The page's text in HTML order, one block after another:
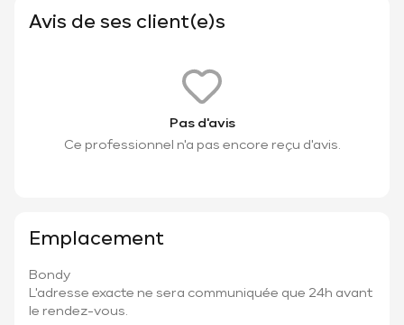
Avis de ses client(e)s
Pas d'avis
Ce professionnel n'a pas encore reçu d'avis.
Emplacement
Bondy
L'adresse exacte ne sera communiquée que 24h avant
le rendez-vous.